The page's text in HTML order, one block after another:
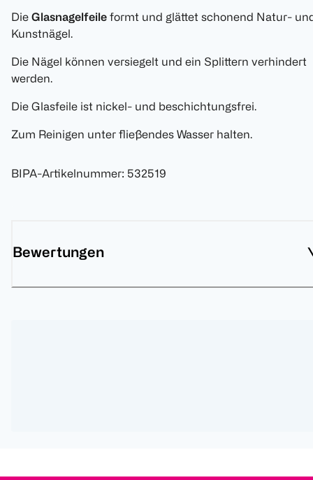
Die Glasnagelfeile formt und glättet schonend Natur-
Kunstnägel.
Die Nägel können versiegelt und ein Splittern verhindert
werden.
Die Glasfeile ist nickel- und beschichtungsfrei.
Zum Reinigen unter fließendes Wasser halten.
BIPA-Artikelnummer: 532519
Bewertungen